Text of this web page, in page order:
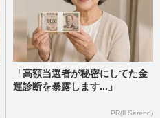
「高額当選者が秘密にしてた金
運診断を暴露します...」
PR(Il Sereno)